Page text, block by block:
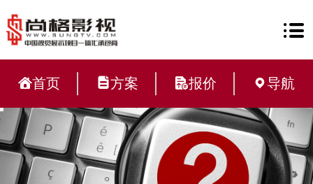
首页 方案 报价 导航